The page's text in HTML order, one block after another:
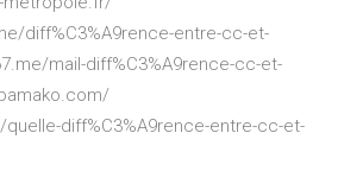
diff%C3%A9rence-entre-cc-et-
mail-diff%C3%A9rence-cc-et-
diff%C3%A9rence-entre-cc-et-